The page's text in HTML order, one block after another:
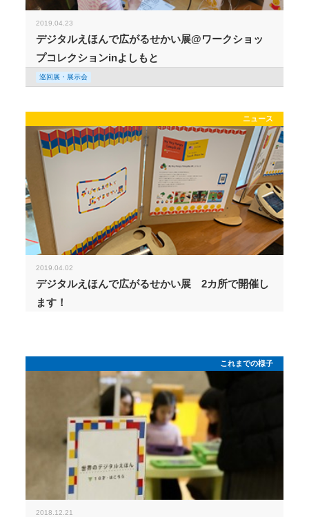
2019.04.23
デジタルえほんで広がるせかい展@ワークショッ
プコレクションinよしもと
巡回展・展示会
ニュース
2019.04.02
デジタルえほんで広がるせかい展 2カ所で開催し
ます！
これまでの様子
2018.12.21